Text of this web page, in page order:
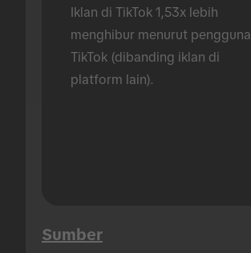
Iklan di TikTok 1,53x lebih
menghibur menurut pengguna
TikTok (dibanding iklan di
platform lain).
Sumber